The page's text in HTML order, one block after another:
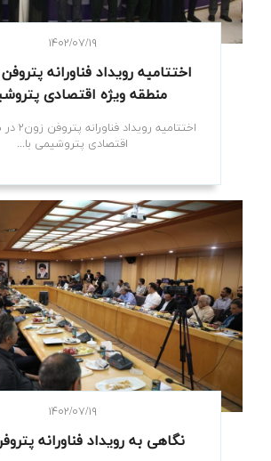
۱۴۰۲/۰۷/۱۹
منطقه ویژه اقتصادی
اختتامیه
اقتصادی پتروشیمی با...
۱۴۰۲/۰۷/۱۹
نگاهی به رویداد فناورانه